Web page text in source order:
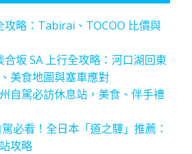
攻略：Tabirai、TOCOO 比價與
合坂 SA 上行全攻略：河口湖回東
美食地圖與塞車應對
自駕必訪休息站，美食、伴手禮
必看！全日本「道之驛」推薦：
攻略